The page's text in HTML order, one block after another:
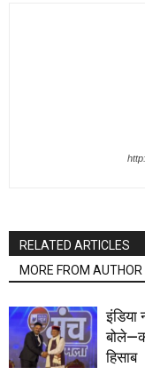
RELATED ARTICLES
MORE FROM AUTHOR
हिसाब